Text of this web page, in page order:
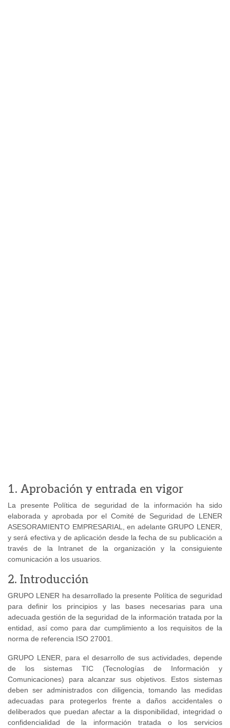
1. Aprobación y entrada en vigor
La presente Política de seguridad de la información ha sido
elaborada y aprobada por el Comité de Seguridad de LENER
ASESORAMIENTO EMPRESARIAL, en adelante GRUPO LENER,
y será efectiva y de aplicación desde la fecha de su publicación a
través de la Intranet de la organización y la consiguiente
comunicación a los usuarios.
2. Introducción
GRUPO LENER ha desarrollado la presente Política de seguridad
para definir los principios y las bases necesarias para una
adecuada gestión de la seguridad de la información tratada por la
entidad, así como para dar cumplimiento a los requisitos de la
norma de referencia ISO 27001.
GRUPO LENER, para el desarrollo de sus actividades, depende
de los sistemas TIC (Tecnologías de Información y
Comunicaciones) para alcanzar sus objetivos. Estos sistemas
deben ser administrados con diligencia, tomando las medidas
adecuadas para protegerlos frente a daños accidentales o
deliberados que puedan afectar a la disponibilidad, integridad o
confidencialidad de la información tratada o los servicios